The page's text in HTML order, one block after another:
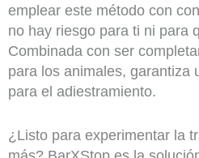
emplear este método con
no hay riesgo para ti ni para
Combinada con ser
para los animales, garantiza
para el adiestramiento.
¿Listo para experimentar la